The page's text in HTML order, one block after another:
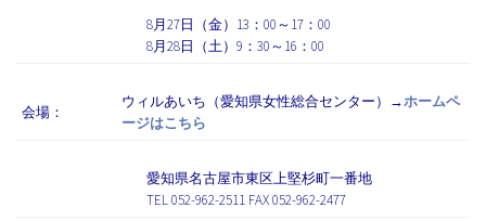
8月27日（金）13：00～17：00
8月28日（土）9：30～16：00
会場：
ウィルあいち（愛知県女性総合センター）→ホームペ
ージはこちら
愛知県名古屋市東区上堅杉町一番地
TEL 052-962-2511 FAX 052-962-2477